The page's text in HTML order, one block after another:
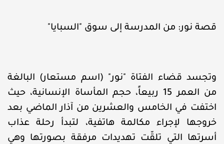
قصة نور: من المدرسة إلى سوق "السبايا"
وتجسد قضاء الفتاة "نور" (اسم مستعار) البالغة
من العمر 15 ربيعاً، حجم المأساة الإنسانية، حيث
اختفت في الخامس والعشرين من آذار الماضي بعد
خروجها لإجراء مكالمة هاتفية، لتبدأ رحلة عذاب
أسرتها التي تلقّت تهديدات مرفقة بصورتها وهي